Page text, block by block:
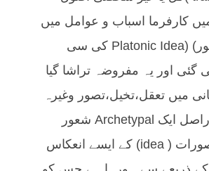
کارفرما اسباب و عوامل میں
افلاطونی تصور) (Platonic Idea کی سی
گئی اور یہ مفروضہ تراشا گیا
میں تعقل،تخیل،تصور وغیرہ
کا ہر عمل دراصل ایک Archetypal شعور
میں موجودتصورات ( idea) کے ایسے انعکاس